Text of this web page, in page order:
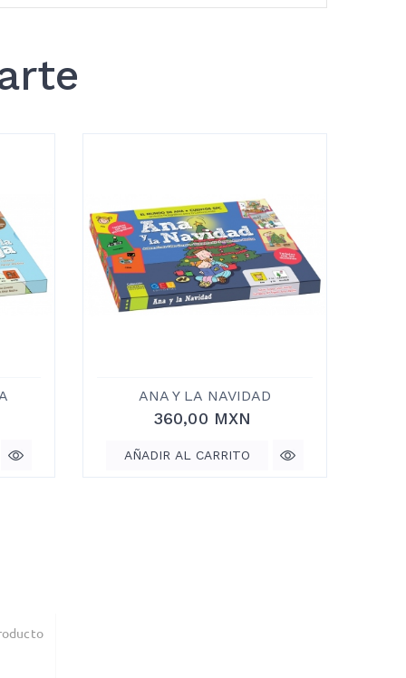
ANA Y LA NAVIDAD
360,00 MXN
AÑADIR AL CARRITO